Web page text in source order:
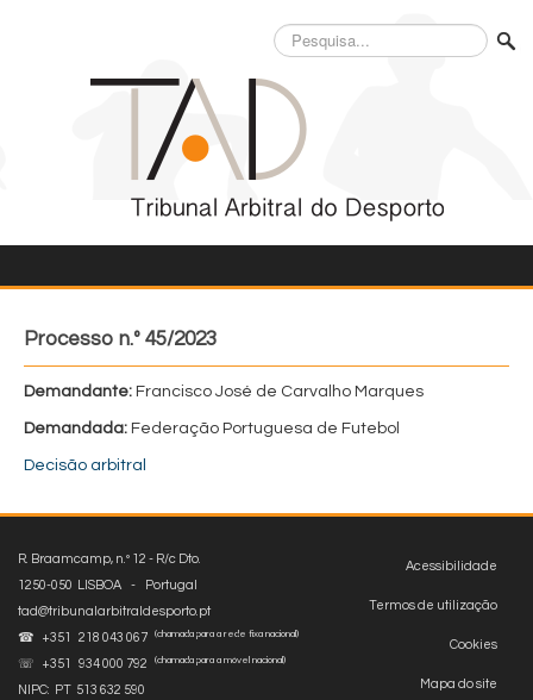
Pesquisa...
Processo n.º 45/2023
Demandante: Francisco José de Carvalho Marques
Demandada: Federação Portuguesa de Futebol
Decisão arbitral
Acessibilidade
Termos de utilização
Cookies
Mapa do site
R. Braamcamp, n.º 12 - R/c Dto.
1250-050 LISBOA - Portugal
tad@tribunalarbitraldesporto.pt
☎ +351 218 043 067
(chamada para a rede fixa nacional)
☏ +351 934 000 792 (chamada para a móvel nacional)
NIPC: PT 513 632 590